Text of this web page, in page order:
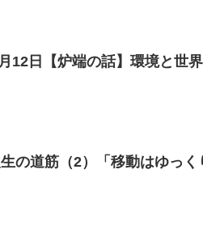
12日【炉端の話】環境と世
の道筋（2）「移動はゆっく